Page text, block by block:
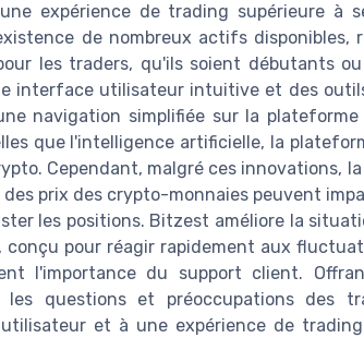
expérience de trading supérieure à
de nombreux actifs disponibles,
les traders, qu'ils soient débutants
interface utilisateur intuitive et des
navigation simplifiée sur la
que l'intelligence artificielle, la
Cependant, malgré ces innovations,
prix des crypto-monnaies peuvent
les positions. Bitzest améliore la
pour réagir rapidement aux
l'importance du support client.
questions et préoccupations des
et à une expérience de